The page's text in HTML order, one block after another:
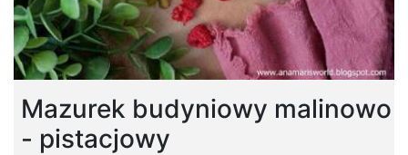
Mazurek budyniowy malinowo
- pistacjowy